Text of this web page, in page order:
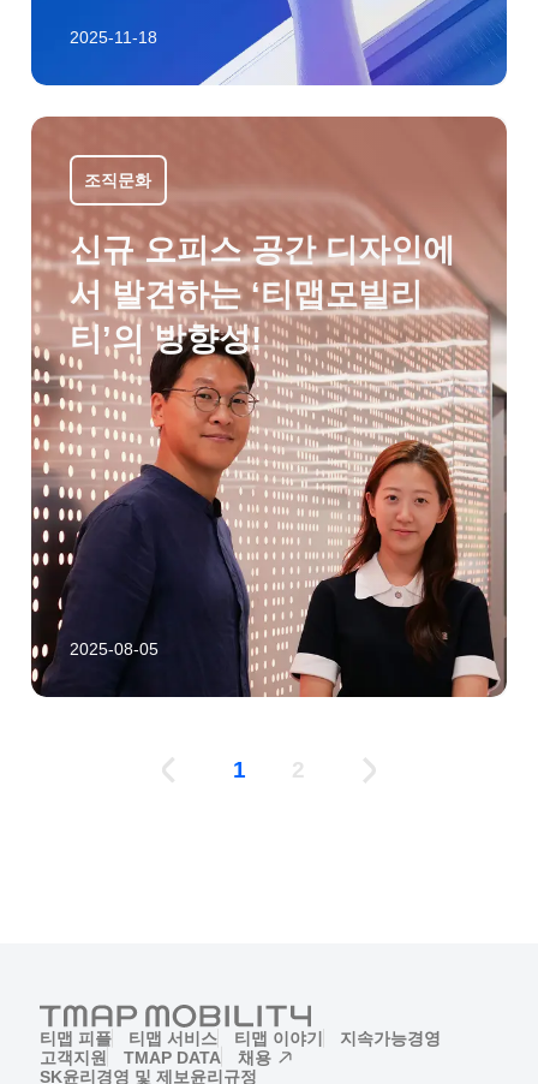
2025-11-18
조직문화
신규 오피스 공간 디자인에
서 발견하는 ‘티맵모빌리
티’의 방향성!
2025-08-05
1 2
티맵 피플 티맵 서비스 티맵 이야기
지속가능경영
고객지원
TMAP DATA 채용
(새창)
SK윤리경영 및 제보윤리규정